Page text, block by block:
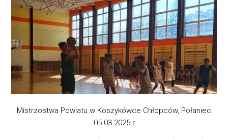
Mistrzostwa Powiatu w Koszykówce Chłopców, Połaniec
05.03.2025 r